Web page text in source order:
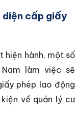
cấp giấy
hiện hành, một số
làm việc sẽ
phép lao động
về quản lý cư